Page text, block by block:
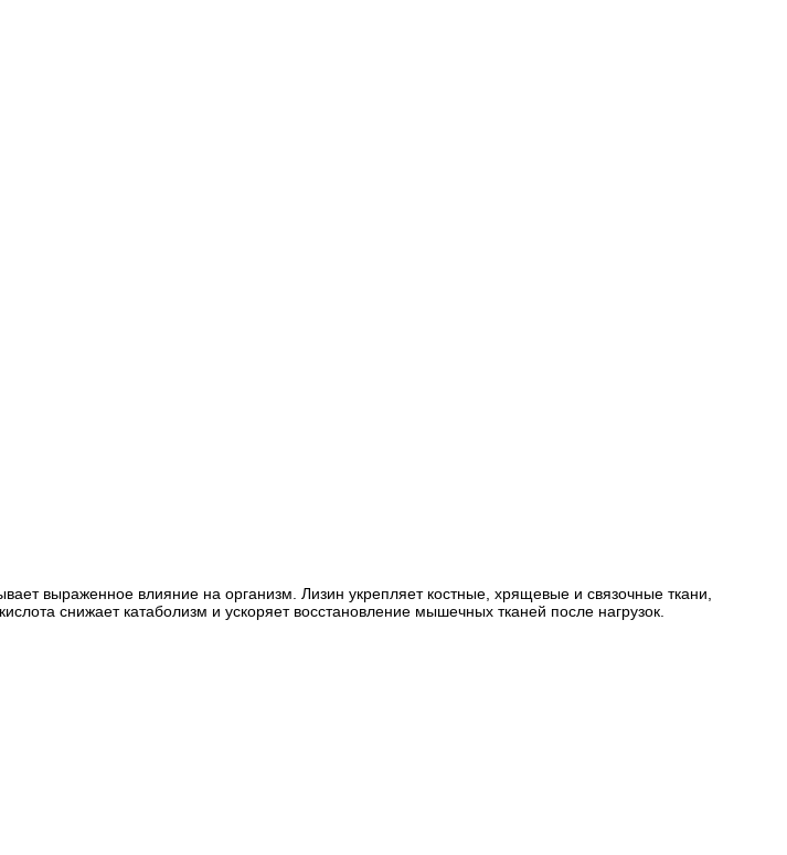
выраженное влияние на организм. Лизин укрепляет костные, хрящевые и связочные ткани,
снижает катаболизм и ускоряет восстановление мышечных тканей после нагрузок.